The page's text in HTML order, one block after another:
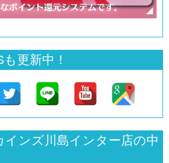
更新中！
インズ川島インター店の中